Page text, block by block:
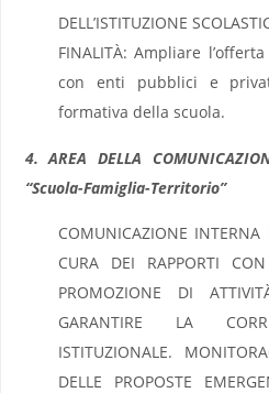
DELL’ISTITUZIONE
FINALITÀ: Ampliare
con enti pubblici e
formativa della scuola.
4. AREA DELLA
“Scuola-Famiglia-Territorio”
COMUNICAZIONE INTERNA
CURA DEI RAPPORTI
PROMOZIONE DI
GARANTIRE LA
ISTITUZIONALE.
DELLE PROPOSTE